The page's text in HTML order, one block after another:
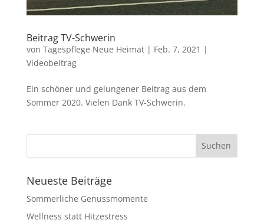
Beitrag TV-Schwerin
von Tagespflege Neue Heimat| Feb. 7, 2021 |
Videobeitrag
Ein schöner und gelungener Beitrag aus dem
Sommer 2020. Vielen Dank TV-Schwerin.
Neueste Beiträge
Sommerliche Genussmomente
Wellness statt Hitzestress